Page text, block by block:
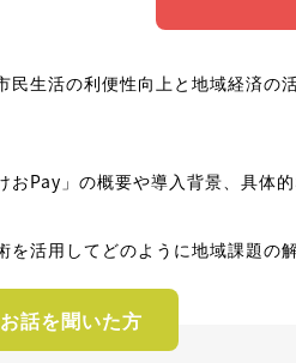
民生活の利便性向上と地域経済
おPay」の概要や導入背景、具体
を活用してどのように地域課題の
お話を聞いた方